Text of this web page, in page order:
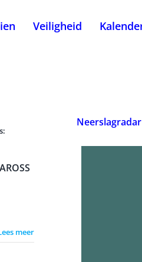
Veiligheid
meer
Neerslagradar